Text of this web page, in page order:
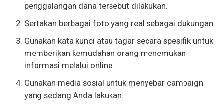
penggalangan dana tersebut dilakukan.
Sertakan berbagai foto yang real sebagai dukungan.
Gunakan kata kunci atau tagar secara spesifik untuk
memberikan kemudahan orang menemukan
informasi melalui online.
Gunakan media sosial untuk menyebar campaign
yang sedang Anda lakukan.